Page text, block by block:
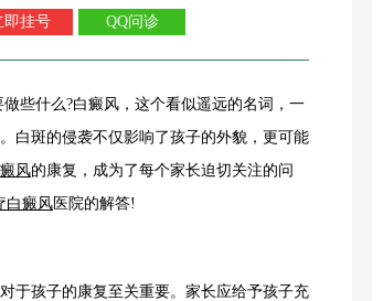
即挂号 QQ问诊
什么?白癜风，这个看似遥远的名词，一
白斑的侵袭不仅影响了孩子的外貌，更可能
风的康复，成为了每个家长迫切关注的问
白癜风 医院的解答!
孩子的康复至关重要。家长应给予孩子充